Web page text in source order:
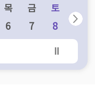
목 금
토
6 7 8